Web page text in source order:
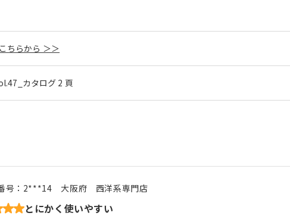
ちらから ＞＞
カタログ 2 頁
号： 2***14 大阪府 西洋系専門店
とにかく使いやすい